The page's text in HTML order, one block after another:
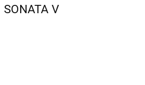
SONATA V